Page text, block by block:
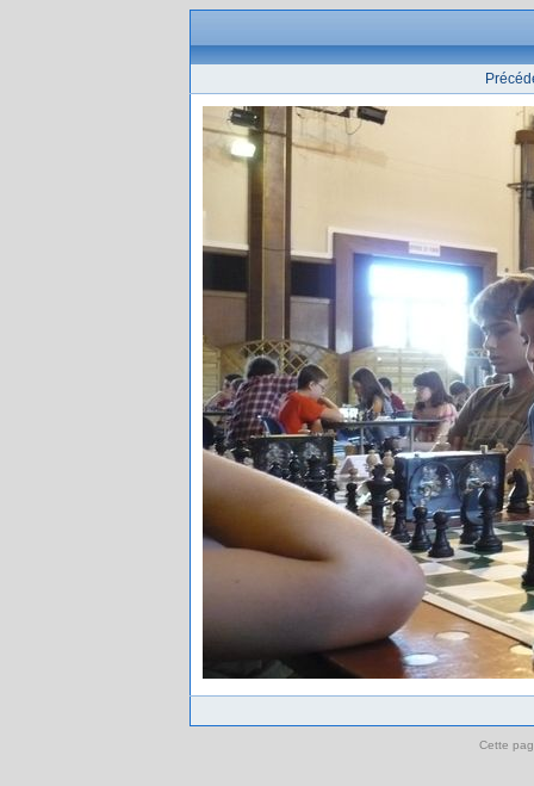
Cette